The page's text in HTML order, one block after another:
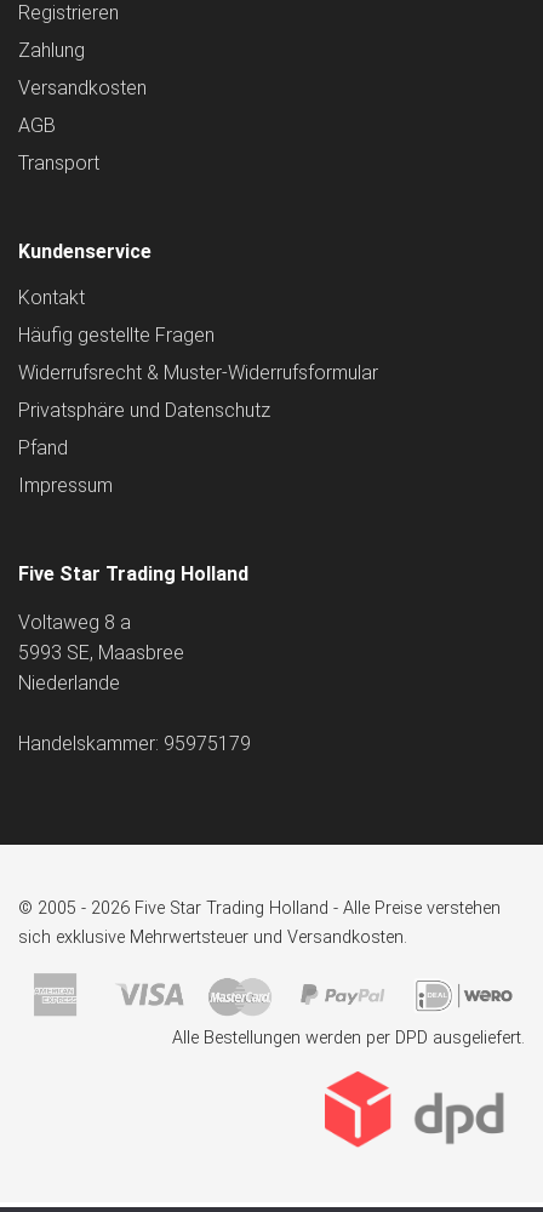
Registrieren
Zahlung
Versandkosten
AGB
Transport
Kundenservice
Kontakt
Häufig gestellte Fragen
Widerrufsrecht & Muster-Widerrufsformular
Privatsphäre und Datenschutz
Pfand
Impressum
Five Star Trading Holland
Voltaweg 8 a
5993 SE, Maasbree
Niederlande
Handelskammer: 95975179
© 2005 - 2026 Five Star Trading Holland - Alle Preise verstehen
sich exklusive Mehrwertsteuer und Versandkosten.
Alle Bestellungen werden per DPD ausgeliefert.